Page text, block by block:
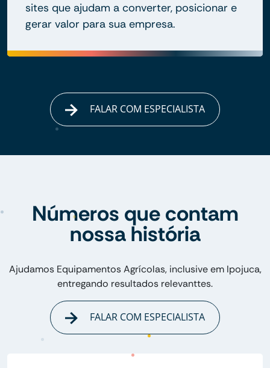
sites que ajudam a converter, posicionar e
gerar valor para sua empresa.
FALAR COM ESPECIALISTA
Números que contam
nossa história
Ajudamos Equipamentos Agrícolas, inclusive em Ipojuca,
entregando resultados relevanttes.
FALAR COM ESPECIALISTA